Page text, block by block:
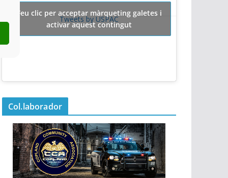
Tweets by USPAC
Feu clic per acceptar màrqueting galetes i
activar aquest contingut
Col.laborador